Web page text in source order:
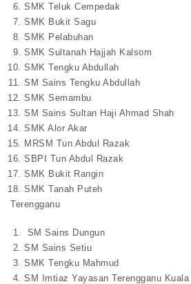
SMK Teluk Cempedak
SMK Bukit Sagu
SMK Pelabuhan
SMK Sultanah Hajjah Kalsom
SMK Tengku Abdullah
SM Sains Tengku Abdullah
SMK Semambu
SM Sains Sultan Haji Ahmad Shah
SMK Alor Akar
MRSM Tun Abdul Razak
SBPI Tun Abdul Razak
SMK Bukit Rangin
SMK Tanah Puteh
Terengganu
SM Sains Dungun
SM Sains Setiu
SMK Tengku Mahmud
SM Imtiaz Yayasan Terengganu Kuala